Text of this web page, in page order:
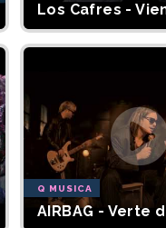
Los Cafres -
Q MUSICA
AIRBAG - Verte